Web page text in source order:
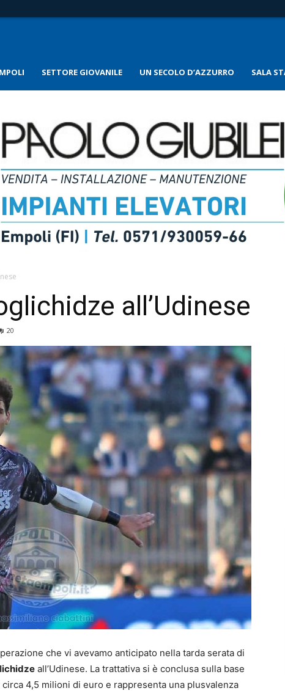
SETTORE GIOVANILE UN SECOLO D’AZZURRO SALA
all’Udinese
20
che vi avevamo anticipato nella tarda serata di
all’Udinese. La trattativa si è conclusa sulla base
4,5 milioni di euro e rappresenta una plusvalenza